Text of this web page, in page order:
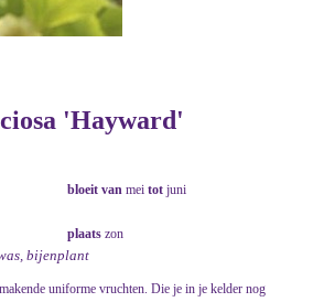
'Hayward'
bloeit van mei tot juni
plaats zon
bijenplant
uniforme vruchten. Die je in je kelder nog